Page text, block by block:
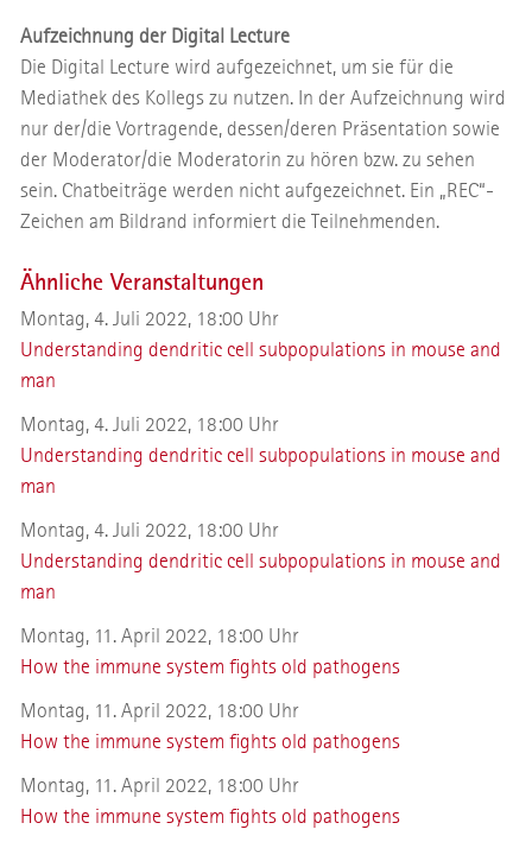
Aufzeichnung der Digital Lecture
Die Digital Lecture wird aufgezeichnet, um sie für die
Mediathek des Kollegs zu nutzen. In der Aufzeichnung wird
nur der/die Vortragende, dessen/deren Präsentation sowie
der Moderator/die Moderatorin zu hören bzw. zu sehen
sein. Chatbeiträge werden nicht aufgezeichnet. Ein „REC“-
Zeichen am Bildrand informiert die Teilnehmenden.
Ähnliche Veranstaltungen
Montag, 4. Juli 2022, 18:00 Uhr
Understanding dendritic cell subpopulations in mouse and
man
Montag, 4. Juli 2022, 18:00 Uhr
Understanding dendritic cell subpopulations in mouse and
man
Montag, 4. Juli 2022, 18:00 Uhr
Understanding dendritic cell subpopulations in mouse and
man
Montag, 11. April 2022, 18:00 Uhr
How the immune system fights old pathogens
Montag, 11. April 2022, 18:00 Uhr
How the immune system fights old pathogens
Montag, 11. April 2022, 18:00 Uhr
How the immune system fights old pathogens